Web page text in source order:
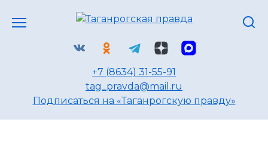
+7 (8634) 31-55-91
tag_pravda@mail.ru
Подписаться на «Таганрогскую правду»